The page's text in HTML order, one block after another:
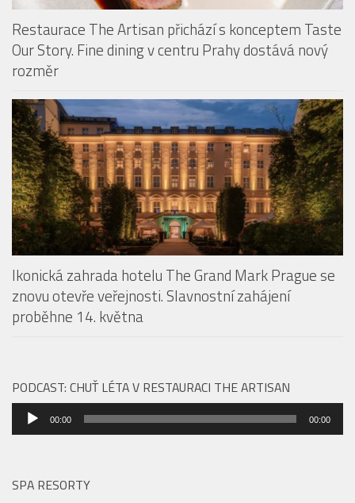
Restaurace The Artisan přichází s konceptem Taste
Our Story. Fine dining v centru Prahy dostává nový
rozměr
Ikonická zahrada hotelu The Grand Mark Prague se
znovu otevře veřejnosti. Slavnostní zahájení
proběhne 14. května
PODCAST: CHUŤ LÉTA V RESTAURACI THE ARTISAN
Audio
přehrávač
SPA RESORTY